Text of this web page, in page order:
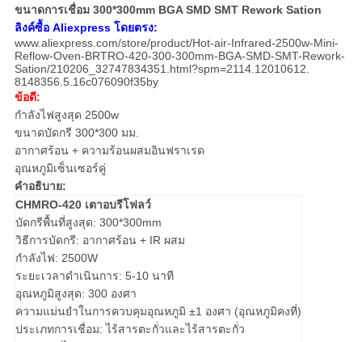
ส่วน
ตัว
ขนาดการเชื่อม 300*300mm BGA SMD SMT Rework Sation
ลิงค์ซื้อ Aliexpress โดยตรง:
www.aliexpress.com/store/product/Hot-air-Infrared-2500w-Mini-
Reflow-Oven-BRTRO-420-300-300mm-BGA-SMD-SMT-Rework-
Sation/210206_32747834351.html?spm=2114.12010612.
8148356.5.16c076090f35by
ข้อดี:
กำลังไฟสูงสุด 2500w
ขนาดบัดกรี 300*300 มม.
อากาศร้อน + ความร้อนผสมอินฟราเรด
อุณหภูมิเซ็นเซอร์คู่
คำอธิบาย:
CHMRO-420 เตาอบรีโฟลว์
บัดกรีพื้นที่สูงสุด: 300*300mm
วิธีการบัดกรี: อากาศร้อน + IR ผสม
กำลังไฟ: 2500W
ระยะเวลาดำเนินการ: 5-10 นาที
อุณหภูมิสูงสุด: 300 องศา
ความแม่นยำในการควบคุมอุณหภูมิ ±1 องศา (อุณหภูมิคงที่)
ประเภทการเชื่อม: ไร้สารตะกั่วและไร้สารตะกั่ว